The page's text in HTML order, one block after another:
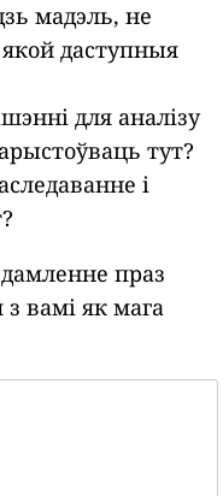
мадэль, не
даступныя
для аналізу
тут?
і
праз
вамі як мага